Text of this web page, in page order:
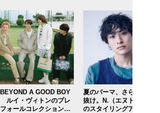
BEYOND A GOOD BOY
ルイ・ヴィトンのプレ
フォールコレクションが
夏のパーマ、さらにあか
抜け。N.（エヌドット）
のスタイリングアイテム